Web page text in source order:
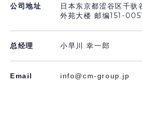
公司地址
日本东京都涩谷区千
外苑大楼 邮编151-
总经理 小早川 幸一郎
Email info@cm-group.jp